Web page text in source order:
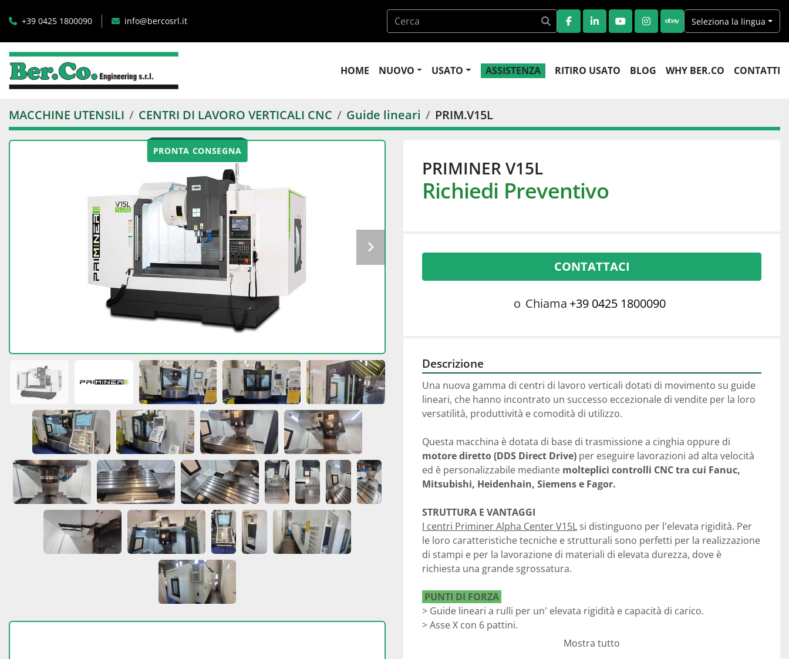
+39 0425 1800090 info@bercosrl.it FACEBOOK
LINKEDINYOUTUBEINSTAGRAM
EBAYSeleziona la lingua
HOME NUOVO USATO ASSISTENZA RITIRO USATO BLOG WHY BER.CO CONTATTI
MACCHINE UTENSILI CENTRI DI LAVORO VERTICALI CNC Guide lineari PRIM.V15L
PRONTA CONSEGNA
PRIMINER V15L
Richiedi Preventivo
CONTATTACI
o Chiama +39 0425 1800090
Descrizione
Una nuova gamma di centri di lavoro verticali dotati di movimento su guide
lineari, che hanno incontrato un successo eccezionale di vendite per la loro
versatilità, produttività e comodità di utilizzo.
motore diretto (DDS Direct Drive) per eseguire lavorazioni ad alta velocità
ed è personalizzabile mediante molteplici controlli CNC tra cui Fanuc,
Mitsubishi, Heidenhain, Siemens e Fagor.
STRUTTURA E VANTAGGI
I centri Priminer Alpha Center V15L si distinguono per l'elevata rigidità. Per
le loro caratteristiche tecniche e strutturali sono perfetti per la realizzazione
di stampi e per la lavorazione di materiali di elevata durezza, dove è
richiesta una grande sgrossatura.
PUNTI DI FORZA
> Guide lineari a rulli per un' elevata rigidità e capacità di carico.
> Asse X con 6 pattini.
> Telaio oversize per la massima rigidità.
Mostra tutto